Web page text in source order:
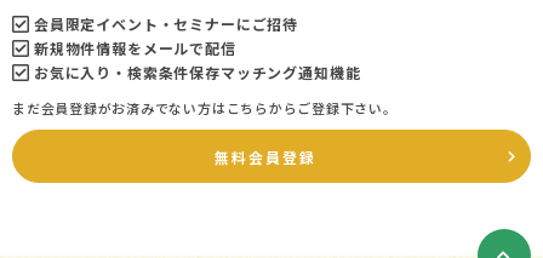
会員限定イベント・セミナーにご招待
新規物件情報をメールで配信
お気に入り・検索条件保存マッチング通知機能
まだ会員登録がお済みでない方はこちらからご登録下さい。
無料会員登録